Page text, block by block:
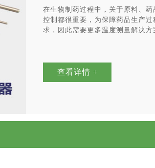
在生物制药过程中，关于原料、
控制都很重要，为保障药品生产
求，因此需要更多温度测量解决方
查看详情 +